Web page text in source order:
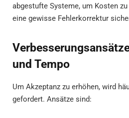
abgestufte Systeme, um Kosten
eine gewisse Fehlerkorrektur
und Tempo
Um Akzeptanz zu erhöhen, wird
gefordert. Ansätze sind: